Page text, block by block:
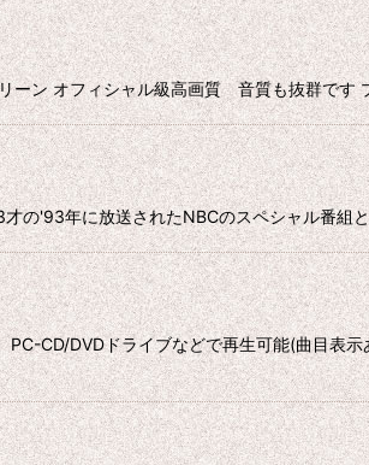
ーン オフィシャル級高画質 音質も抜群です
の'93年に放送されたNBCのスペシャル番
CD/DVDドライブなどで再生可能(曲目表